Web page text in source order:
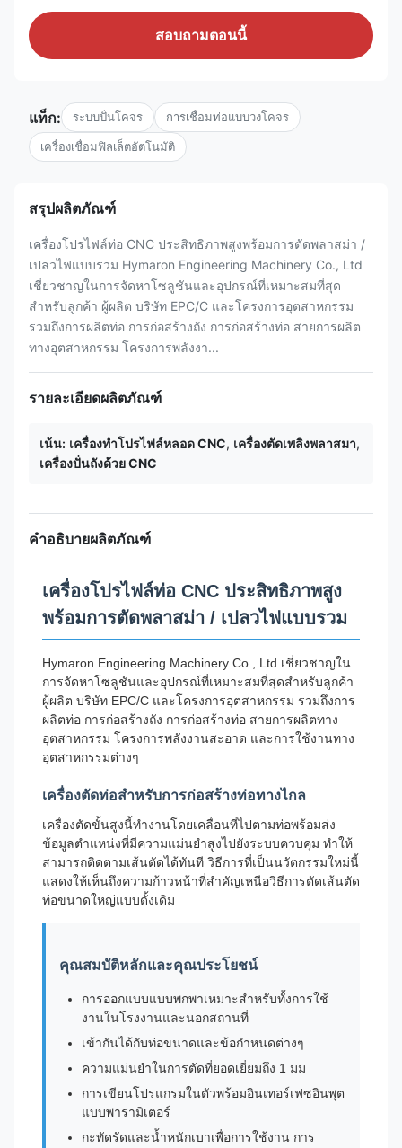
สอบถามตอนนี้
แท็ก: ระบบปั่นโคจร การเชื่อมท่อแบบวงโคจร
เครื่องเชื่อมฟิลเล็ตอัตโนมัติ
สรุปผลิตภัณฑ์
เครื่องโปรไฟล์ท่อ CNC ประสิทธิภาพสูงพร้อมการตัดพลาสม่า /
เปลวไฟแบบรวม Hymaron Engineering Machinery Co., Ltd
เชี่ยวชาญในการจัดหาโซลูชันและอุปกรณ์ที่เหมาะสมที่สุด
สำหรับลูกค้า ผู้ผลิต บริษัท EPC/C และโครงการอุตสาหกรรม
รวมถึงการผลิตท่อ การก่อสร้างถัง การก่อสร้างท่อ สายการผลิต
ทางอุตสาหกรรม โครงการพลังงา...
รายละเอียดผลิตภัณฑ์
เน้น: เครื่องทําโปรไฟล์หลอด CNC, เครื่องตัดเพลิงพลาสมา,
เครื่องปั่นถังด้วย CNC
คำอธิบายผลิตภัณฑ์
เครื่องโปรไฟล์ท่อ CNC ประสิทธิภาพสูง
พร้อมการตัดพลาสม่า / เปลวไฟแบบรวม
Hymaron Engineering Machinery Co., Ltd เชี่ยวชาญใน
การจัดหาโซลูชันและอุปกรณ์ที่เหมาะสมที่สุดสำหรับลูกค้า
ผู้ผลิต บริษัท EPC/C และโครงการอุตสาหกรรม รวมถึงการ
ผลิตท่อ การก่อสร้างถัง การก่อสร้างท่อ สายการผลิตทาง
อุตสาหกรรม โครงการพลังงานสะอาด และการใช้งานทาง
อุตสาหกรรมต่างๆ
เครื่องตัดท่อสำหรับการก่อสร้างท่อทางไกล
เครื่องตัดขั้นสูงนี้ทำงานโดยเคลื่อนที่ไปตามท่อพร้อมส่ง
ข้อมูลตำแหน่งที่มีความแม่นยำสูงไปยังระบบควบคุม ทำให้
สามารถติดตามเส้นตัดได้ทันที วิธีการที่เป็นนวัตกรรมใหม่นี้
แสดงให้เห็นถึงความก้าวหน้าที่สำคัญเหนือวิธีการตัดเส้นตัด
ท่อขนาดใหญ่แบบดั้งเดิม
คุณสมบัติหลักและคุณประโยชน์
การออกแบบแบบพกพาเหมาะสำหรับทั้งการใช้
งานในโรงงานและนอกสถานที่
เข้ากันได้กับท่อขนาดและข้อกำหนดต่างๆ
ความแม่นยำในการตัดที่ยอดเยี่ยมถึง 1 มม
การเขียนโปรแกรมในตัวพร้อมอินเทอร์เฟซอินพุต
แบบพารามิเตอร์
กะทัดรัดและน้ำหนักเบาเพื่อการใช้งาน การ